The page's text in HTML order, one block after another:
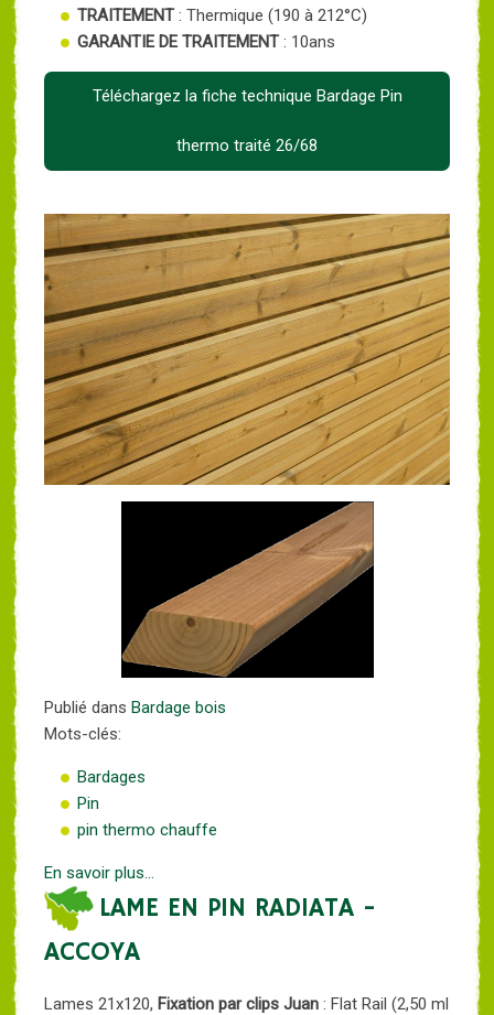
TRAITEMENT: Thermique (190 à 212°C)
GARANTIE DE TRAITEMENT: 10ans
Téléchargez la fiche technique Bardage Pin
thermo traité 26/68
Publié dans Bardage bois
Mots-clés:
Bardages
Pin
pin thermo chauffe
En savoir plus...
LAME EN PIN RADIATA -
ACCOYA
Lames 21x120, Fixation par clips Juan : Flat Rail (2,50 ml